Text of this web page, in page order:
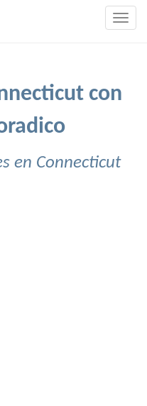
con
en Connecticut